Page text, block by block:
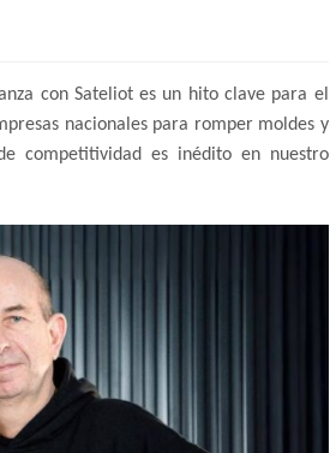
con Sateliot es un hito clave para el
nacionales para romper moldes y
competitividad es inédito en nuestro